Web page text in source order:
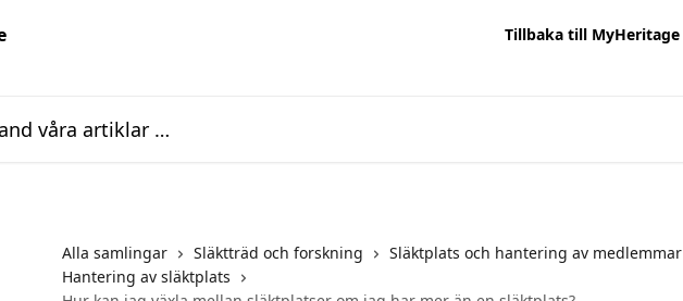
Tillbaka till MyHeritage
Alla samlingar Släktträd och forskning
Släktplats och hantering av medlemmar
Hantering av släktplats